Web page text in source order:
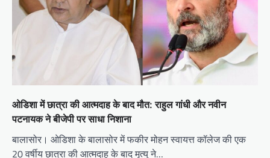
ओडिशा में छात्रा की आत्मदाह के बाद मौत: राहुल गांधी और नवीन
पटनायक ने बीजेपी पर साधा निशाना
बालासोर। ओडिशा के बालासोर में फकीर मोहन स्वायत्त कॉलेज की एक
20 वर्षीय छात्रा की आत्मदाह के बाद मृत्यु ने…